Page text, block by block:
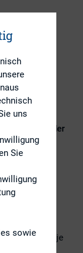
Main findet
Räumen der
Antje
Brans
uns
Sie
sowie